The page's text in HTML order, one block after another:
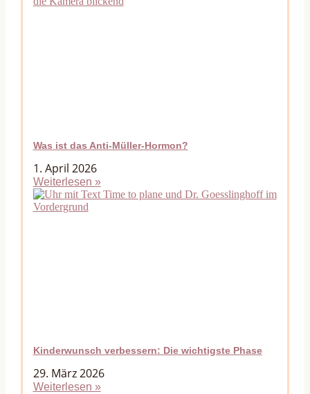
Was ist das Anti-Müller-Hormon?
1. April 2026
Weiterlesen »
Kinderwunsch verbessern: Die wichtigste Phase
29. März 2026
Weiterlesen »